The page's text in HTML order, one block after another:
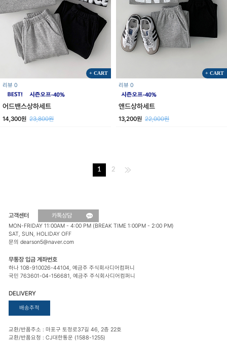
+ CART
리뷰 0
어드밴스상하세트
14,300원 23,800원
+ CART
리뷰 0
앤드상하세트
13,200원 22,000원
1 2
고객센터 카톡상담
MON-FRIDAY 11:00AM - 4:00 PM (BREAK TIME 1:00PM - 2:00 PM)
SAT, SUN, HOLIDAY OFF
문의 dearson5@naver.com
무통장 입금 계좌번호
하나 108-910026-44104, 예금주 주식회사디어컴퍼니
국민 763601-04-156681, 예금주 주식회사디어컴퍼니
DELIVERY
배송추적
교환/반품주소 : 마포구 토정로37길 46, 2층 22호
교환/반품요청 : CJ대한통운 (1588-1255)